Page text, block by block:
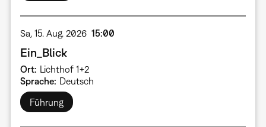
Sa, 15. Aug. 2026 15:00
Ein_Blick
Ort Lichthof 1+2
Sprache Deutsch
Führung